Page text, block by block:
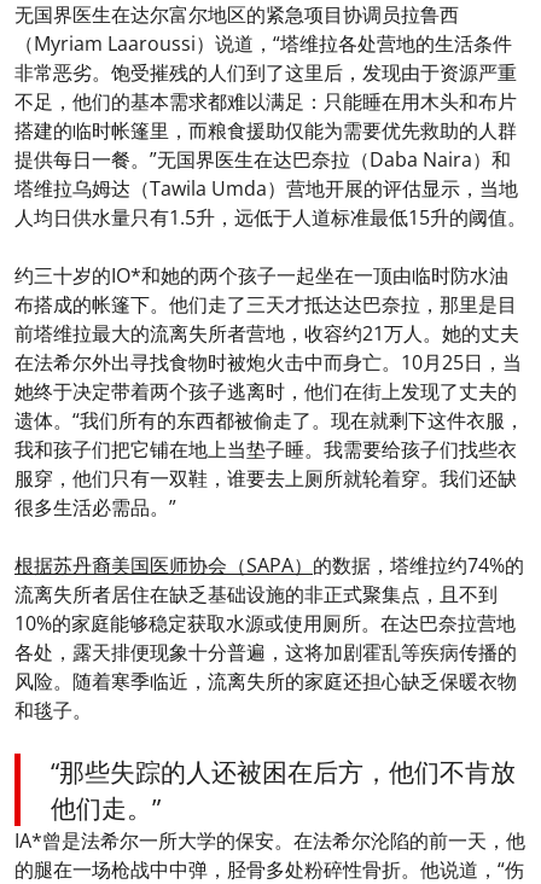
无国界医生在达尔富尔地区的紧急项目协调员拉鲁西
（Myriam Laaroussi）说道，“塔维拉各处营地的生活条件
非常恶劣。饱受摧残的人们到了这里后，发现由于资源严重
不足，他们的基本需求都难以满足：只能睡在用木头和布片
搭建的临时帐篷里，而粮食援助仅能为需要优先救助的人群
提供每日一餐。”无国界医生在达巴奈拉（Daba Naira）和
塔维拉乌姆达（Tawila Umda）营地开展的评估显示，当地
人均日供水量只有1.5升，远低于人道标准最低15升的阈值。
约三十岁的IO*和她的两个孩子一起坐在一顶由临时防水油
布搭成的帐篷下。他们走了三天才抵达达巴奈拉，那里是目
前塔维拉最大的流离失所者营地，收容约21万人。她的丈夫
在法希尔外出寻找食物时被炮火击中而身亡。10月25日，当
她终于决定带着两个孩子逃离时，他们在街上发现了丈夫的
遗体。“我们所有的东西都被偷走了。现在就剩下这件衣服，
我和孩子们把它铺在地上当垫子睡。我需要给孩子们找些衣
服穿，他们只有一双鞋，谁要去上厕所就轮着穿。我们还缺
很多生活必需品。”
根据苏丹裔美国医师协会（SAPA） 的数据，塔维拉约74%的
流离失所者居住在缺乏基础设施的非正式聚集点，且不到
10%的家庭能够稳定获取水源或使用厕所。在达巴奈拉营地
各处，露天排便现象十分普遍，这将加剧霍乱等疾病传播的
风险。随着寒季临近，流离失所的家庭还担心缺乏保暖衣物
和毯子。
“那些失踪的人还被困在后方，他们不肯放
他们走。”
IA*曾是法希尔一所大学的保安。在法希尔沦陷的前一天，他
的腿在一场枪战中中弹，胫骨多处粉碎性骨折。他说道，“伤